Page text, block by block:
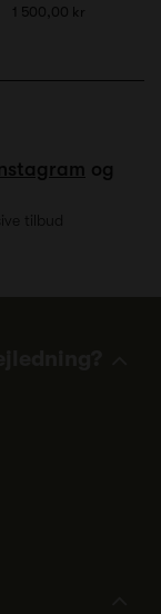
1 500,00 kr
Instagram og
tilbud